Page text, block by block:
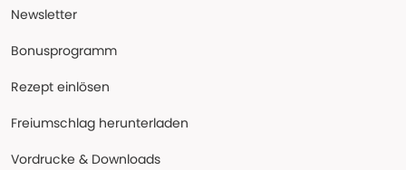
Newsletter
Bonusprogramm
Rezept einlösen
Freiumschlag herunterladen
Vordrucke & Downloads